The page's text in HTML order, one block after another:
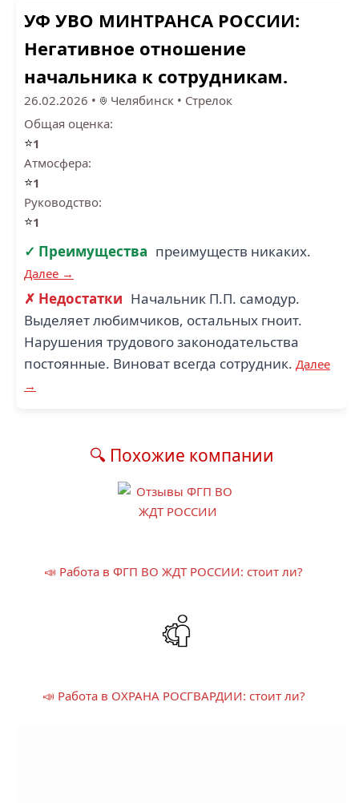
УФ УВО МИНТРАНСА РОССИИ:
Негативное отношение
начальника к сотрудникам.
26.02.2026 • Челябинск • Стрелок
Общая оценка:
⭐1
Атмосфера:
⭐1
Руководство:
⭐1
✓ Преимущества преимуществ никаких.
Далее →
✗ Недостатки Начальник П.П. самодур.
Выделяет любимчиков, остальных гноит.
Нарушения трудового законодательства
постоянные. Виноват всегда сотрудник. Далее
→
🔍 Похожие компании
📣 Работа в ФГП ВО ЖДТ РОССИИ: стоит ли?
📣 Работа в ОХРАНА РОСГВАРДИИ: стоит ли?